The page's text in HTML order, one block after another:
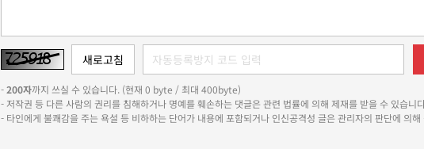
-200자까지 쓰실 수 있습니다. (현재 0 byte / 최대 400byte)
- 저작권 등 다른 사람의 권리를 침해하거나 명예를 훼손하는 댓글은 관련 법률에 의해 제재를 받을 수 있습니
- 타인에게 불쾌감을 주는 욕설 등 비하하는 단어가 내용에 포함되거나 인신공격성 글은 관리자의 판단에 의해